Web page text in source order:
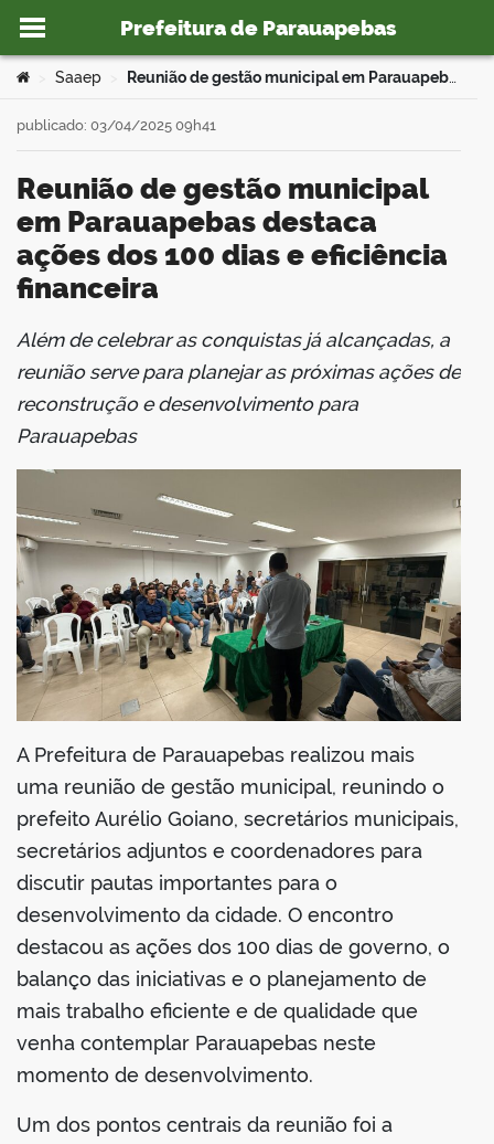
Ir para o conteúdo
Prefeitura de Parauapebas
portal
Você está aqui:
Saaep Reunião de gestão municipal em Parauapebas destaca ações dos 100 dias e eficiência financeira
Reunião de gestão municipal
em Parauapebas destaca
ações dos 100 dias e eficiência
financeira
publicado: 03/04/2025 09h41
Além de celebrar as conquistas já alcançadas, a
reunião serve para planejar as próximas ações de
reconstrução e desenvolvimento para
Parauapebas
A Prefeitura de Parauapebas realizou mais
uma reunião de gestão municipal, reunindo o
prefeito Aurélio Goiano, secretários municipais,
secretários adjuntos e coordenadores para
discutir pautas importantes para o
desenvolvimento da cidade. O encontro
destacou as ações dos 100 dias de governo, o
balanço das iniciativas e o planejamento de
mais trabalho eficiente e de qualidade que
venha contemplar Parauapebas neste
momento de desenvolvimento.
Um dos pontos centrais da reunião foi a